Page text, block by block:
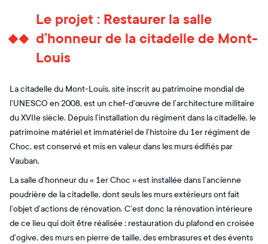
Le projet : Restaurer la salle
d’honneur de la citadelle de Mont-
Louis
La citadelle du Mont-Louis, site inscrit au patrimoine mondial de
l’UNESCO en 2008, est un chef-d’œuvre de l’architecture militaire
du XVIIe siècle. Depuis l’installation du régiment dans la citadelle, le
patrimoine matériel et immatériel de l’histoire du 1er régiment de
Choc, est conservé et mis en valeur dans les murs édifiés par
Vauban.
La salle d’honneur du « 1er Choc » est installée dans l’ancienne
poudrière de la citadelle, dont seuls les murs extérieurs ont fait
l’objet d’actions de rénovation. C’est donc la rénovation intérieure
de ce lieu qui doit être réalisée : restauration du plafond en croisée
d’ogive, des murs en pierre de taille, des embrasures et des évents